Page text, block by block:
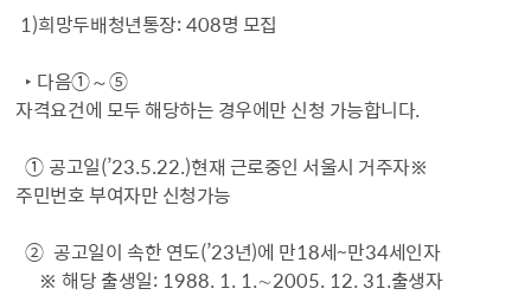
1)희망두배청년통장: 408명 모집
‣ 다음①～⑤
자격요건에 모두 해당하는 경우에만 신청 가능합니다.
① 공고일(’23.5.22.)현재 근로중인 서울시 거주자※
주민번호 부여자만 신청가능
② 공고일이 속한 연도(’23년)에 만18세~만34세인자
※해당 출생일: 1988. 1. 1.∼2005. 12. 31.출생자